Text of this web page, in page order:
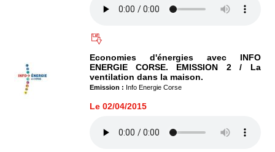
Economies d'énergies avec INFO
ENERGIE CORSE. EMISSION 2 / La
ventilation dans la maison.
Emission : Info Energie Corse
Le 02/04/2015